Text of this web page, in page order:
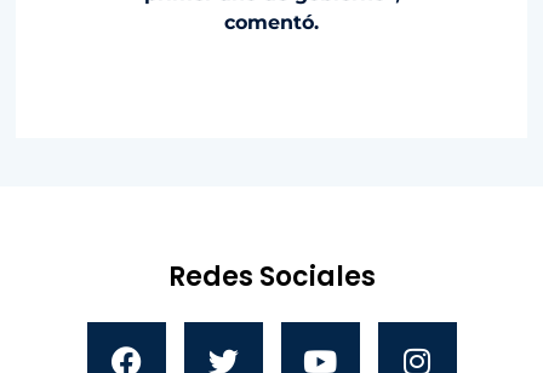
comentó.
Redes Sociales